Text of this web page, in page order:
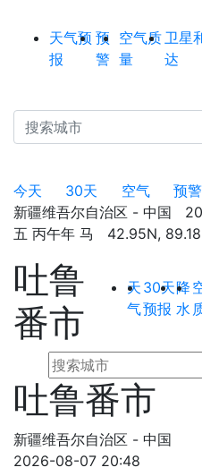
天气预
报
预
警
空气质
量
卫星
达
今天 30天 空气 预警
新疆维吾尔自治区 - 中国
五 丙午年 马 42.95N,
吐鲁
番市
天
气
30天
预报
降
水
吐鲁番市
新疆维吾尔自治区 - 中国
2026-08-07 20:48